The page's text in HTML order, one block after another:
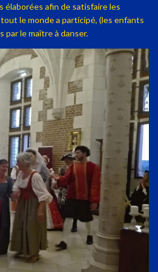
élaborées afin de satisfaire les
le monde a participé, (les enfants
par le maître à danser.